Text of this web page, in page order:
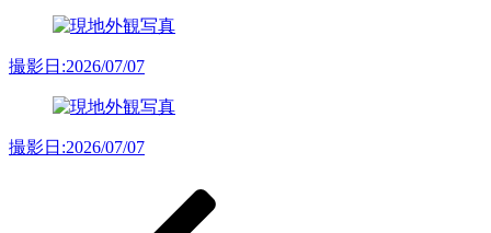
撮影日:2026/07/07
撮影日:2026/07/07